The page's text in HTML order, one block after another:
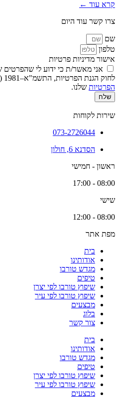
קרא עוד ←
צרו קשר עוד היום
שם
טלפון
אישור מדיניות פרטיות
אני מאשר/ת כי ידוע לי שהפרטים
לחוק הגנת הפרטיות, התשמ"א–1981 (כולל תיקון 13), ובהתאם ל
הפרטיות שלנו.
שלח
שירות לקוחות
073-2726044
הסדנא 6, חולון
ראשון - חמישי
08:00 - 17:00
שישי
08:00 - 12:00
מפת אתר
בית
אודותינו
מגדש טורבו
טיפים
שיפוץ טורבו לפי יצרן
שיפוץ טורבו לפי עיר
מבצעים
בלוג
צור קשר
בית
אודותינו
מגדש טורבו
טיפים
שיפוץ טורבו לפי יצרן
שיפוץ טורבו לפי עיר
מבצעים